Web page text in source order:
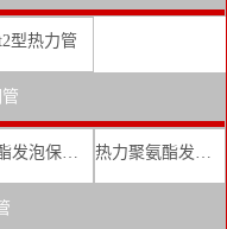
型热力管
聚氨酯发泡保温钢管价格 热力聚氨酯发泡直埋保温钢管